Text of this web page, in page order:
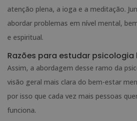
atenção plena, a ioga e a meditação.
abordar problemas em nível mental,
e espiritual.
Razões para estudar
Assim, a abordagem desse ramo da
visão geral mais clara do bem-estar
por isso que cada vez mais pessoas
funciona.